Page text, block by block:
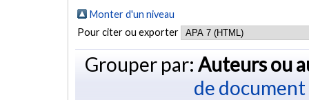
Monter d'un niveau
Pour citer ou exporter
Grouper par: Auteurs ou
de document